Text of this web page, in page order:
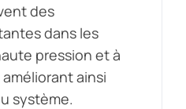
des
dans les
pression et à
ainsi
système.